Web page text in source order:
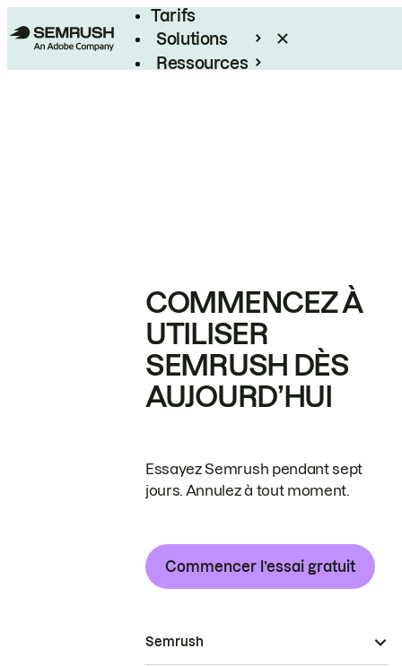
Tarifs
Solutions
Ressources
COMMENCEZ À
UTILISER
SEMRUSH DÈS
AUJOURD’HUI
Essayez Semrush pendant sept
jours. Annulez à tout moment.
Commencer l’essai gratuit
Semrush